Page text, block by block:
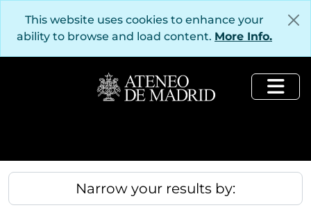
This website uses cookies to enhance your
ability to browse and load content. More Info.
Narrow your results by: